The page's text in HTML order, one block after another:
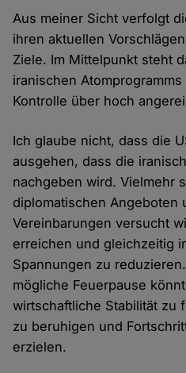
Aus meiner Sicht verfolgt
ihren aktuellen
Ziele. Im Mittelpunkt steht
iranischen
Kontrolle über hoch
Ich glaube nicht, dass die
ausgehen, dass die
nachgeben wird. Vielmehr
diplomatischen Angeboten
Vereinbarungen versucht
erreichen und gleichzeitig
Spannungen zu
mögliche Feuerpause
wirtschaftliche Stabilität zu
zu beruhigen und
erzielen.